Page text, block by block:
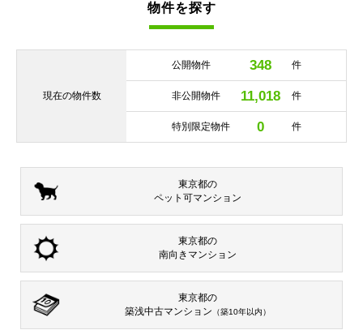
物件を探す
現在の物件数
公開物件 348 件
非公開物件 11,018 件
特別限定物件 0 件
東京都の
ペット可マンション
東京都の
南向き マンション
東京都の
築浅中古マンション （築10年以内）